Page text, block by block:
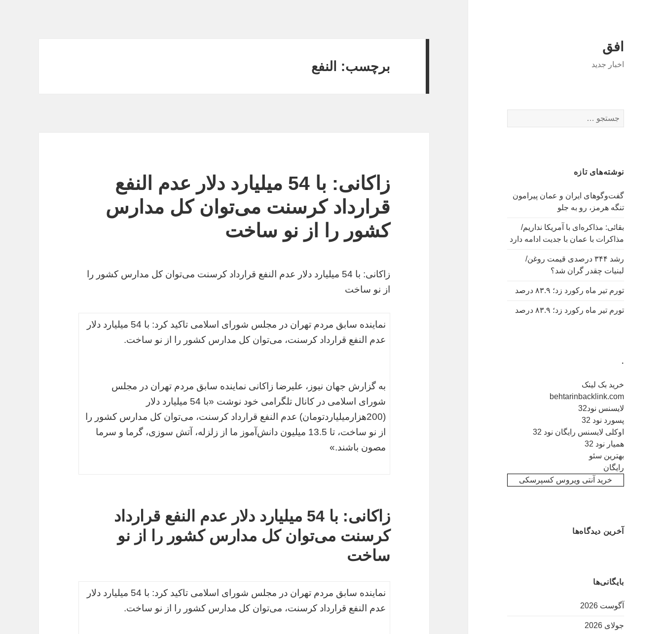
افق
اخبار جدید
برای:
نوشته‌های تازه
گفت‌وگوهای ایران و عمان پیرامون
تنگه هرمز، رو به جلو
بقائی: مذاکره‌ای با آمریکا نداریم/
مذاکرات با عمان با جدیت ادامه دارد
رشد ۳۴۴ درصدی قیمت روغن/
لبنیات چقدر گران شد؟
تورم تیر ماه رکورد زد؛ ۸۳.۹ درصد
تورم تیر ماه رکورد زد؛ ۸۳.۹ درصد
.
خرید بک لینک
behtarinbacklink.com
لایسنس نود32
پسورد نود 32
اوکلی لایسنس رایگان نود 32
همیار نود 32
بهترین سئو
رایگان
خرید آنتی ویروس کسپرسکی
آخرین دیدگاه‌ها
بایگانی‌ها
آگوست 2026
جولای 2026
برچسب: النفع
زاکانی: با 54 میلیارد دلار عدم النفع
قرارداد کرسنت می‌توان کل مدارس
کشور را از نو ساخت
زاکانی: با 54 میلیارد دلار عدم النفع قرارداد کرسنت می‌توان کل مدارس کشور را
از نو ساخت
نماینده سابق مردم تهران در مجلس شورای اسلامی تاکید کرد:‌ با 54 میلیارد دلار
عدم النفع قرارداد کرسنت، می‌توان کل مدارس کشور را از نو ساخت.
به گزارش جهان نیوز، علیرضا زاکانی نماینده سابق مردم تهران در مجلس
شورای اسلامی در کانال تلگرامی خود نوشت «با 54 میلیارد دلار
(200هزارمیلیاردتومان) عدم النفع قرارداد کرسنت، می‌توان کل مدارس کشور را
از نو ساخت، تا 13.5 میلیون دانش‌آموز ما از زلزله، آتش سوزی، گرما و سرما
مصون باشند.»
زاکانی: با 54 میلیارد دلار عدم النفع قرارداد
کرسنت می‌توان کل مدارس کشور را از نو
ساخت
نماینده سابق مردم تهران در مجلس شورای اسلامی تاکید کرد:‌ با 54 میلیارد دلار
عدم النفع قرارداد کرسنت، می‌توان کل مدارس کشور را از نو ساخت.